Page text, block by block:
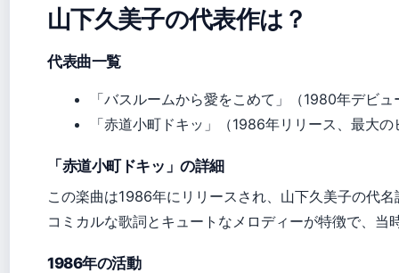
山下久美子の代表作は？
代表曲一覧
「バスルームから愛をこめて」（1980年デビュ
「赤道小町ドキッ」（1986年リリース、最大
「赤道小町ドキッ」の詳細
この楽曲は1986年にリリースされ、山下久美子の代
コミカルな歌詞とキュートなメロディーが特徴で、当
1986年の活動